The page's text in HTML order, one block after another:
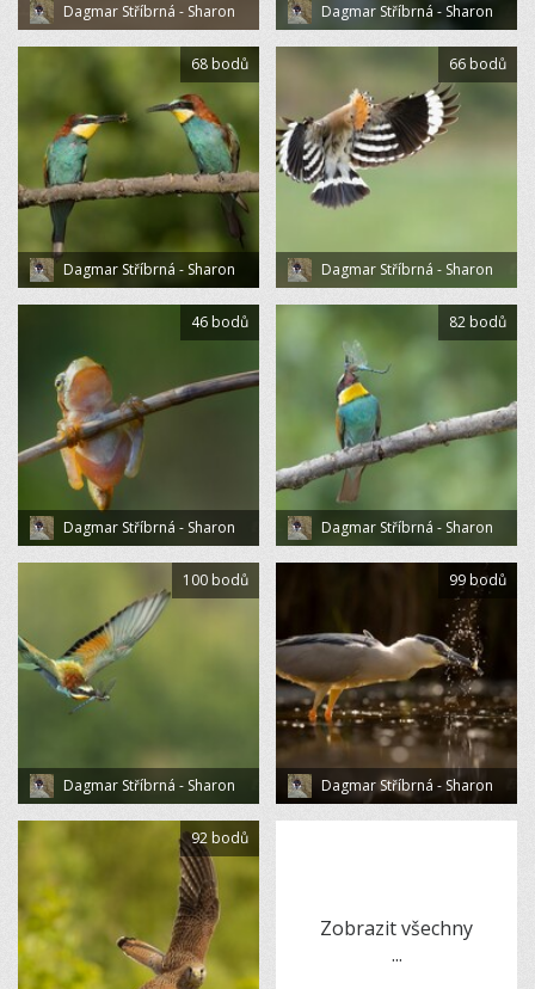
Dagmar Stříbrná - Sharon Dagmar Stříbrná - Sharon
Dagmar Stříbrná - Sharon
68 bodů
Dagmar Stříbrná - Sharon
66 bodů
Dagmar Stříbrná - Sharon
46 bodů
Dagmar Stříbrná - Sharon
82 bodů
Dagmar Stříbrná - Sharon
100 bodů
Dagmar Stříbrná - Sharon
99 bodů
92 bodů
Zobrazit všechny
...